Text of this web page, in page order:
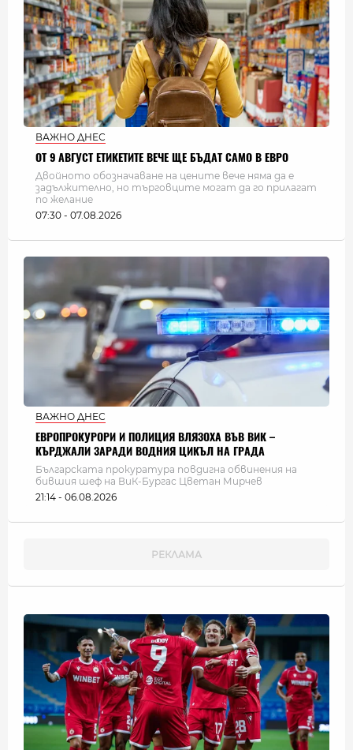
ВАЖНО ДНЕС
ОТ 9 АВГУСТ ЕТИКЕТИТЕ ВЕЧЕ ЩЕ БЪДАТ САМО В ЕВРО
Двойното обозначаване на цените вече няма да е
задължително, но търговците могат да го прилагат
по желание
07:30 - 07.08.2026
ВАЖНО ДНЕС
ЕВРОПРОКУРОРИ И ПОЛИЦИЯ ВЛЯЗОХА ВЪВ ВИК –
КЪРДЖАЛИ ЗАРАДИ ВОДНИЯ ЦИКЪЛ НА ГРАДА
Българската прокуратура повдигна обвинения на
бившия шеф на ВиК-Бургас Цветан Мирчев
21:14 - 06.08.2026